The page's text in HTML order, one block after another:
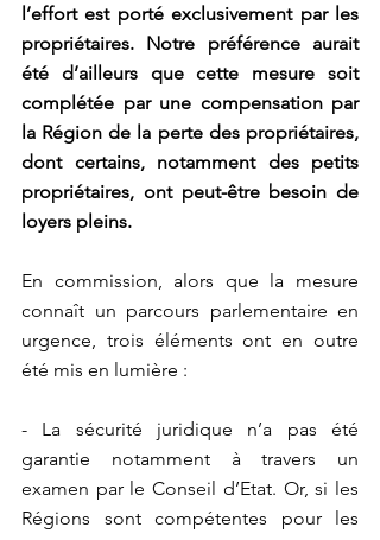
l’effort est porté exclusivement par les
propriétaires. Notre préférence aurait
été d’ailleurs que cette mesure soit
complétée par une compensation par
la Région de la perte des propriétaires,
dont certains, notamment des petits
propriétaires, ont peut-être besoin de
loyers pleins.
En commission, alors que la mesure
connaît un parcours parlementaire en
urgence, trois éléments ont en outre
été mis en lumière :
- La sécurité juridique n’a pas été
garantie notamment à travers un
examen par le Conseil d’Etat. Or, si les
Régions sont compétentes pour les